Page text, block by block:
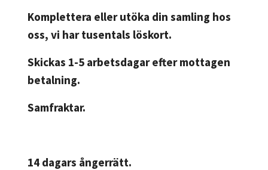
Komplettera eller utöka din samling hos
oss, vi har tusentals löskort.
Skickas 1-5 arbetsdagar efter mottagen
betalning.
Samfraktar.
14 dagars ångerrätt.